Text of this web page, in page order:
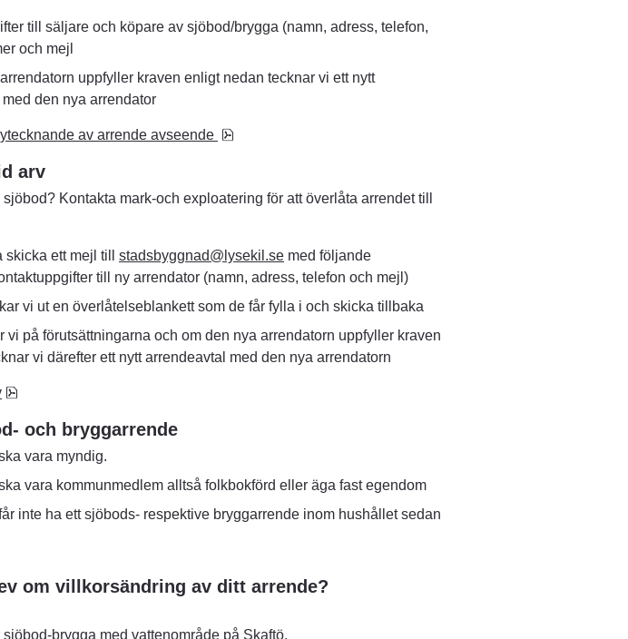
till säljare och köpare av sjöbod/brygga (namn, adress, telefon,
och mejl
uppfyller kraven enligt nedan tecknar vi ett nytt
den nya arrendator
av arrende avseende
arv
Kontakta mark-och exploatering för att överlåta arrendet till
skicka ett mejl till stadsbyggnad@lysekil.se med följande
till ny arrendator (namn, adress, telefon och mejl)
vi ut en överlåtelseblankett som de får fylla i och skicka tillbaka
vi på förutsättningarna och om den nya arrendatorn uppfyller kraven
vi därefter ett nytt arrendeavtal med den nya arrendatorn
och bryggarrende
vara myndig.
vara kommunmedlem alltså folkbokförd eller äga fast egendom
inte ha ett sjöbods- respektive bryggarrende inom hushållet sedan
om villkorsändring av ditt arrende?
brygga med vattenområde på Skaftö.